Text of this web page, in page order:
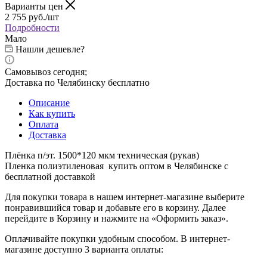
Варианты цен
2 755 руб./шт
Подробности
Мало
Нашли дешевле?
Самовывоз сегодня;
Доставка по Челябинску бесплатно
Описание
Как купить
Оплата
Доставка
Плёнка п/эт. 1500*120 мкм техническая (рукав)
Пленка полиэтиленовая купить оптом в Челябинске с
бесплатной доставкой
Для покупки товара в нашем интернет-магазине выберите
понравившийся товар и добавьте его в корзину. Далее
перейдите в Корзину и нажмите на «Оформить заказ».
Оплачивайте покупки удобным способом. В интернет-
магазине доступно 3 варианта оплаты: